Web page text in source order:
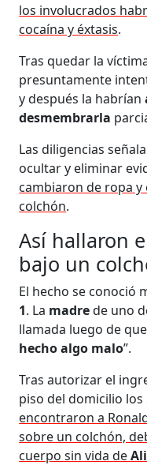
los involucrados
cocaína y éxtasis.
Tras quedar la
presuntamente
y después la habrían
desmembrarla
Las diligencias
ocultar y eliminar
cambiaron de ropa
colchón.
Así hallaron
bajo un
El hecho se conoció
1. La madrede uno
llamada luego de
hecho algo malo”.
Tras autorizar el
piso del domicilio
encontraron a
sobre un colchón,
cuerpo sin vida de